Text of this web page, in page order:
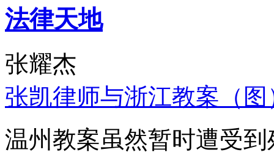
法律天地
张耀杰
张凯律师与浙江教案（图
温州教案虽然暂时遭受